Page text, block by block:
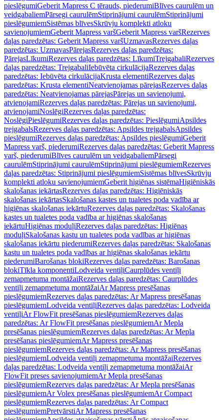
pieslēgumiGeberit Mapress C tērauds, piederumiBlīves caurulēm un
veidgabaliemPārsegi caurulēmStiprinājumi caurulēmStiprinājumi
pieslēgumiemSistēmas blīvesSkrūvju komplekti atloku
savienojumiemGeberit Mapress varšGeberit Mapress varšRezerves
daļas paredzētas: Geberit Mapress varšUzmavasRezerves daļas
paredzētas: UzmavasPārejasRezerves daļas paredzētas:
PārejasLīkumiRezerves daļas paredzētas: LīkumiTrejgabaliRezerves
daļas paredzētas: TrejgabaliIebūvēta cirkulācijaRezerves daļas
paredzētas: Iebūvēta cirkulācijaKrusta elementiRezerves daļas
paredzētas: Krusta elementiNeatvienojamas pārejasRezerves daļas
paredzētas: Neatvienojamas pārejasPārejas un savienojumi,
atvienojamiRezerves daļas paredzētas: Pārejas un savienojumi,
atvienojamiNoslēgiRezerves daļas paredzētas:
NoslēgiPieslēgumiRezerves daļas paredzētas: PieslēgumiApsildes
trejgabalsRezerves daļas paredzētas: Apsildes trejgabalsApsildes
pieslēgumiRezerves daļas paredzētas: Apsildes pieslēgumiGeberit
Mapress varš, piederumiRezerves daļas paredzētas: Geberit Mapress
varš, piederumiBlīves caurulēm un veidgabaliemPārsegi
caurulēmStiprinājumi caurulēmStiprinājumi pieslēgumiemRezerves
daļas paredzētas: Stiprinājumi pieslēgumiemSistēmas blīvesSkrūvju
komplekti atloku savienojumiemGeberit higiēnas sistēmaHigiēniskās
skalošanas iekārtasRezerves daļas paredzētas: Higiēniskās
skalošanas iekārtasSkalošanas kastes un tualetes poda vadība ar
higiēnas skalošanas iekārtuRezerves daļas paredzētas: Skalošanas
kastes un tualetes poda vadība ar higiēnas skalošanas
iekārtuHigiēnas moduļiRezerves daļas paredzētas: Higiēnas
moduļiSkalošanas kastu un tualetes poda vadības ar higiēnas
skalošanas iekārtu piederumiRezerves daļas paredzētas: Skalošanas
kastu un tualetes poda vadības ar higiēnas skalošanas iekārtu
piederumiBarošanas blokiRezerves daļas paredzētas: Barošanas
blokiTīkla komponentiLodveida ventiļiCaurplūdes ventiļi
zemapmetuma montāžaiRezerves daļas paredzētas: Caurplūdes
ventiļi zemapmetuma montāžaiAr Mapress presēšanas
pieslēgumiemRezerves daļas paredzētas: Ar Mapress presēšanas
pieslēgumiemLodveida ventiļiRezerves daļas paredzētas: Lodveida
ventiļiAr FlowFit presēšanas pieslēgumiemRezerves daļas
paredzētas: Ar FlowFit presēšanas pieslēgumiemAr Mepla
presēšanas pieslēgumiemRezerves daļas paredzētas: Ar Mepla
presēšanas pieslēgumiemAr Mapress presēšanas
pieslēgumiemRezerves daļas paredzētas: Ar Mapress presēšanas
pieslēgumiemLodveida ventiļi zemapmetuma montāžaiRezerves
daļas paredzētas: Lodveida ventiļi zemapmetuma montāžaiAr
FlowFit preses savienojumiemAr Mepla presēšanas
pieslēgumiemRezerves daļas paredzētas: Ar Mepla presēšanas
pieslēgumiemAr Volex presēšanas pieslēgumiemAr Compact
pieslēgumiemRezerves daļas paredzētas: Ar Compact
pieslēgumiemPretvārstiAr Mapress presēšanas